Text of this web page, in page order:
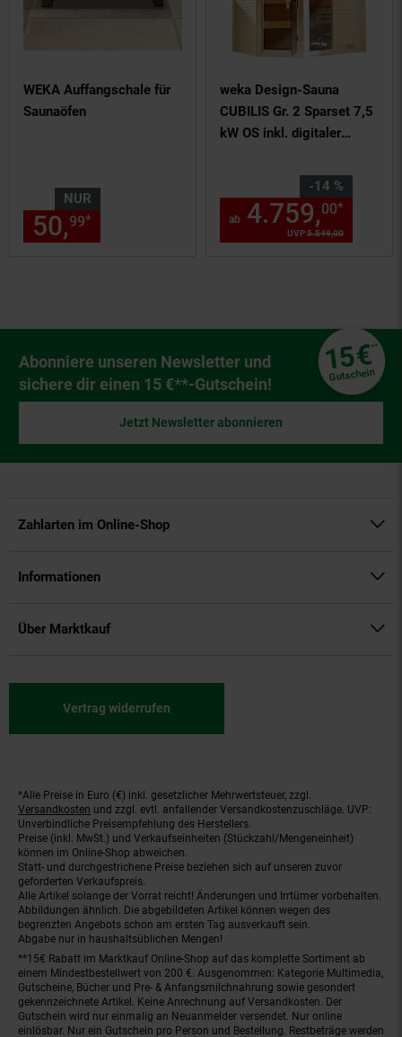
WEKA Auffangschale für
Saunaöfen
NUR
50,99* € Sternchen
weka Design-Sauna
CUBILIS Gr. 2 Sparset 7,5
kW OS inkl. digitaler
-14 %
Sie Sparen 14 Prozent,
UVP5.549,00
ab 4.759,00*
Newsletter Anmeldung
Abonniere unseren Newsletter und
sichere dir einen 15 €**-Gutschein!
15€**
Gutschein
Jetzt Newsletter abonnieren
Zahlarten im Online-Shop
Informationen
Über Marktkauf
Vertrag widerrufen
Fußnoten
*Alle Preise in Euro (€) inkl. gesetzlicher Mehrwertsteuer, zzgl.
Versandkosten und zzgl. evtl. anfallender Versandkostenzuschläge. UVP:
Unverbindliche Preisempfehlung des Herstellers.
Preise (inkl. MwSt.) und Verkaufseinheiten (Stückzahl/Mengeneinheit)
können im Online-Shop abweichen.
Statt- und durchgestrichene Preise beziehen sich auf unseren zuvor
geforderten Verkaufspreis.
Alle Artikel solange der Vorrat reicht! Änderungen und Irrtümer vorbehalten.
Abbildungen ähnlich. Die abgebildeten Artikel können wegen des
begrenzten Angebots schon am ersten Tag ausverkauft sein.
Abgabe nur in haushaltsüblichen Mengen!
**15€ Rabatt im Marktkauf Online-Shop auf das komplette Sortiment ab
einem Mindestbestellwert von 200 €. Ausgenommen: Kategorie Multimedia,
Gutscheine, Bücher und Pre- & Anfangsmilchnahrung sowie gesondert
gekennzeichnete Artikel. Keine Anrechnung auf Versandkosten. Der
Gutschein wird nur einmalig an Neuanmelder versendet. Nur online
einlösbar. Nur ein Gutschein pro Person und Bestellung. Restbeträge werden